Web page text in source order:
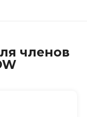
членов